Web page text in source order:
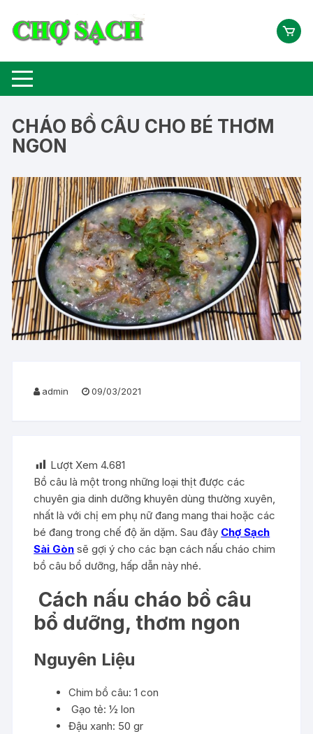
CHÁO BỒ CÂU CHO BÉ THƠM
NGON
admin 09/03/2021
Lượt Xem 4.681
Bồ câu là một trong những loại thịt được các
chuyên gia dinh dưỡng khuyên dùng thường xuyên,
nhất là với chị em phụ nữ đang mang thai hoặc các
bé đang trong chế độ ăn dặm. Sau đây Chợ Sạch
Sài Gòn sẽ gợi ý cho các bạn cách nấu cháo chim
bồ câu bổ dưỡng, hấp dẫn này nhé.
Cách nấu cháo bồ câu
bổ dưỡng, thơm ngon
Nguyên Liệu
Chim bồ câu: 1 con
Gạo tẻ: ½ lon
Đậu xanh: 50 gr